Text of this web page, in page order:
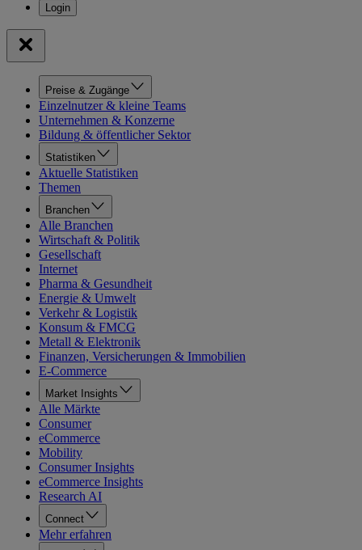
Preise & Zugänge
Einzelnutzer & kleine Teams
Unternehmen & Konzerne
Bildung & öffentlicher Sektor
Statistiken
Aktuelle Statistiken
Themen
Branchen
Alle Branchen
Wirtschaft & Politik
Gesellschaft
Internet
Pharma & Gesundheit
Energie & Umwelt
Verkehr & Logistik
Konsum & FMCG
Metall & Elektronik
Finanzen, Versicherungen & Immobilien
E-Commerce
Market Insights
Alle Märkte
Consumer
eCommerce
Mobility
Consumer Insights
eCommerce Insights
Research AI
Connect
Mehr erfahren